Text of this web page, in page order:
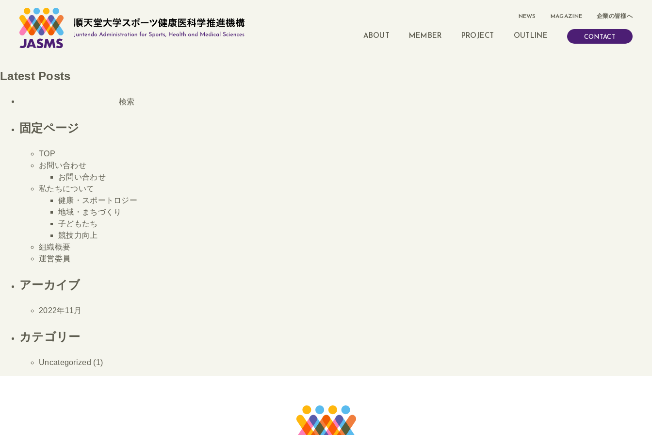
NEWS MAGAZINE 企業の皆様へ
ABOUT MEMBER PROJECT OUTLINE CONTACT
Latest Posts
固定ページ
TOP
お問い合わせ
お問い合わせ
私たちについて
健康・スポートロジー
地域・まちづくり
子どもたち
競技力向上
組織概要
運営委員
アーカイブ
2022年11月
カテゴリー
Uncategorized (1)